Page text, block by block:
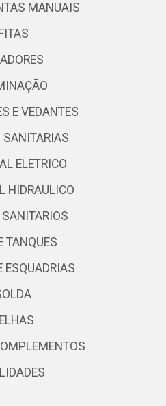
MANUAIS
FITAS
E VEDANTES
SANITARIAS
ELETRICO
HIDRAULICO
TANQUES
ESQUADRIAS